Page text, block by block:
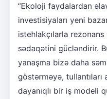
“Ekoloji faydalardan
investisiyaları yeni
istehlakçılarla
sədaqətini gücləndirir.
yanaşma bizə daha
göstərməyə,
dayanıqlı bir iş modeli